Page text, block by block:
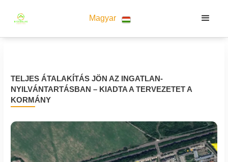
Magyar
TELJES ÁTALAKÍTÁS JÖN AZ INGATLAN-
NYILVÁNTARTÁSBAN – KIADTA A TERVEZETET A
KORMÁNY